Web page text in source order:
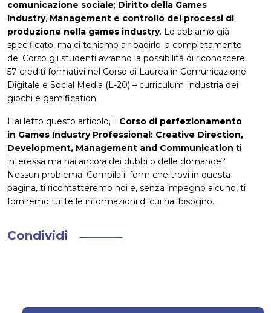
comunicazione sociale; Diritto della Games
Industry, Management e controllo dei processi di
produzione nella games industry. Lo abbiamo già
specificato, ma ci teniamo a ribadirlo: a completamento
del Corso gli studenti avranno la possibilità di riconoscere
57 crediti formativi nel Corso di Laurea in Comunicazione
Digitale e Social Media (L-20) – curriculum Industria dei
giochi e gamification.
Hai letto questo articolo, il Corso di perfezionamento
in Games Industry Professional: Creative Direction,
Development, Management and Communication ti
interessa ma hai ancora dei dubbi o delle domande?
Nessun problema! Compila il form che trovi in questa
pagina, ti ricontatteremo noi e, senza impegno alcuno, ti
forniremo tutte le informazioni di cui hai bisogno.
Condividi